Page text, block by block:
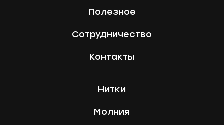
Полезное
Сотрудничество
Контакты
Нитки
Молния